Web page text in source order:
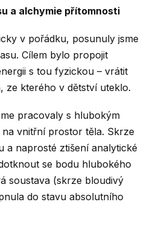
a alchymie přítomnosti
v pořádku, posunuly jsme
Cílem bylo propojit
s tou fyzickou – vrátit
ze kterého v dětství uteklo.
pracovaly s hlubokým
vnitřní prostor těla. Skrze
a naprosté ztišení analytické
se bodu hlubokého
soustava (skrze bloudivý
do stavu absolutního